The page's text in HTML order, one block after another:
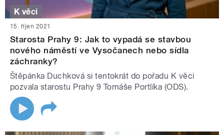
K věci
15. říjen 2021
Starosta Prahy 9: Jak to vypadá se stavbou
nového náměstí ve Vysočanech nebo sídla
záchranky?
Štěpánka Duchková si tentokrát do pořadu K věci
pozvala starostu Prahy 9 Tomáše Portlíka (ODS).